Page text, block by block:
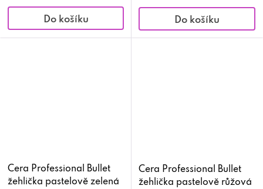
Do košíku Do košíku
Cera Professional Bullet
žehlička pastelově zelená
Cera Professional Bullet
žehlička pastelově růžová